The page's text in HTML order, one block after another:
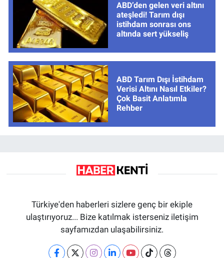
ABD’den gelen veri altını
ateşledi! Tarım dışı
istihdam sonrası ons
altında sert yükseliş
ABD Tarım Dışı İstihdam
Verisi Altını Nasıl Etkiler?
Çok Basit Anlatımla
Rehber
Türkiye'den haberleri sizlere genç bir ekiple
ulaştırıyoruz... Bize katılmak isterseniz iletişim
sayfamızdan ulaşabilirsiniz.